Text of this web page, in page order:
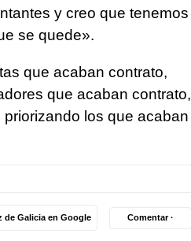
y creo que tenemos
se quede».
que acaban contrato,
que acaban contrato,
los que acaban
de Galicia en Google Comentar ·